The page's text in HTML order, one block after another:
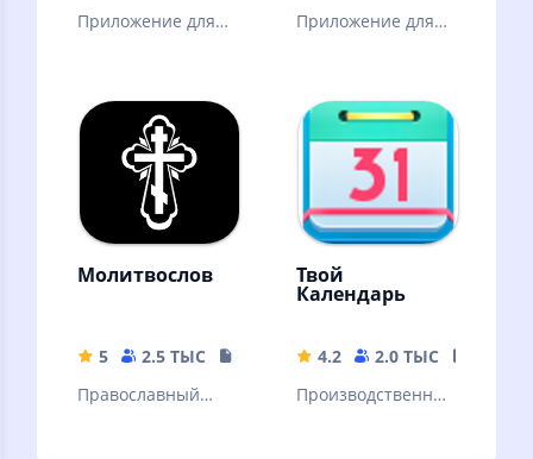
Приложение для
интересующихся.
Приложение для
х охотников.
Интерактивный
справочник.
Молитвослов
5 2.5 ТЫС
441.95 MB
Православный
Твой
Календарь
4.2 2.0 ТЫС
Производственны